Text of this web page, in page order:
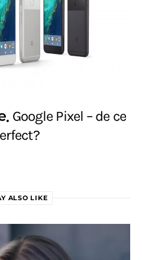
Google Pixel – de ce
ALSO LIKE